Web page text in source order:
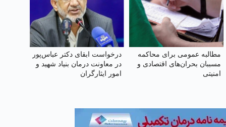
مطالبه عمومی برای محاکمه
مسببان بحران‌های اقتصادی و
امنیتی
درخواست ابقای دکتر عباس‌پور
در معاونت درمان بنیاد شهید و
امور ایثارگران